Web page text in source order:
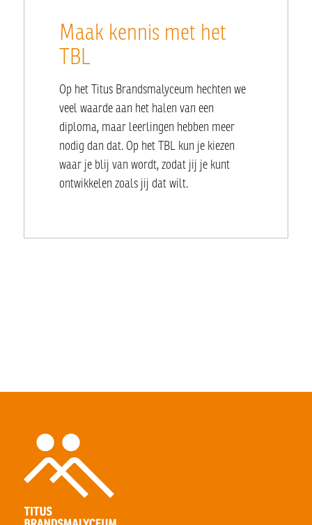
Maak kennis met het
TBL
Op het Titus Brandsmalyceum hechten we
veel waarde aan het halen van een
diploma, maar leerlingen hebben meer
nodig dan dat. Op het TBL kun je kiezen
waar je blij van wordt, zodat jij je kunt
ontwikkelen zoals jij dat wilt.